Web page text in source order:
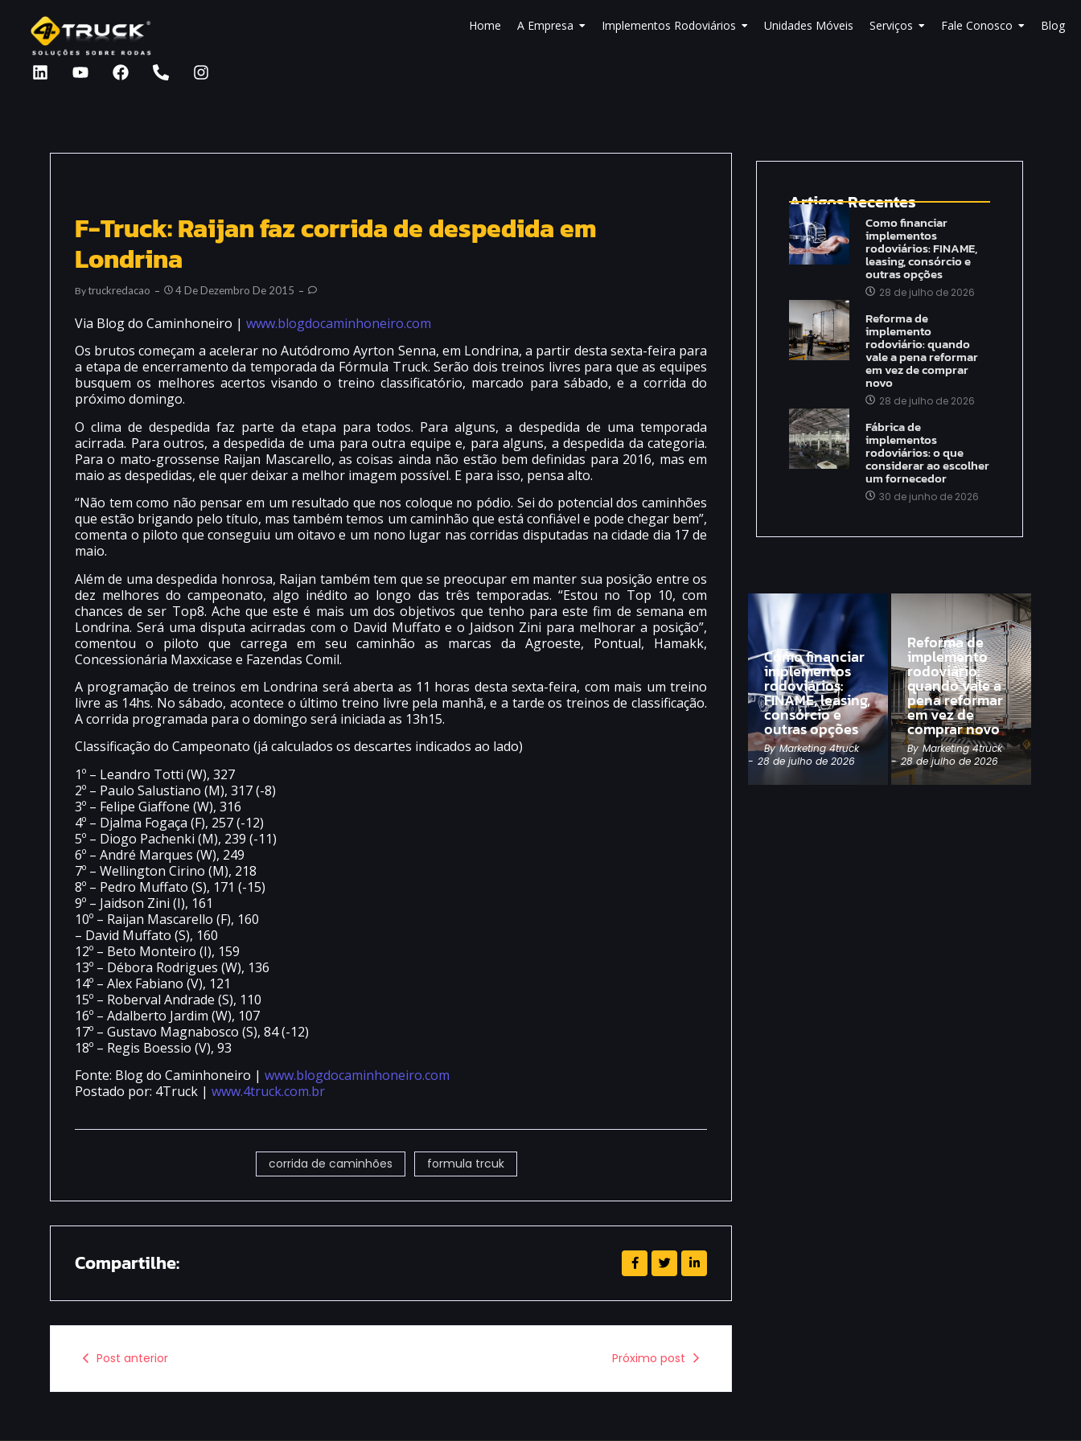
Home A Empresa Implementos Rodoviários Unidades Móveis Serviços Fale Conosco Blog
F-Truck: Raijan faz corrida de despedida em
Londrina
ByTruckredacao 4 De Dezembro De 2015
Via Blog do Caminhoneiro | www.blogdocaminhoneiro.com
Os brutos começam a acelerar no Autódromo Ayrton Senna, em Londrina, a partir desta sexta-feira para
a etapa de encerramento da temporada da Fórmula Truck. Serão dois treinos livres para que as equipes
busquem os melhores acertos visando o treino classificatório, marcado para sábado, e a corrida do
próximo domingo.
O clima de despedida faz parte da etapa para todos. Para alguns, a despedida de uma temporada
acirrada. Para outros, a despedida de uma para outra equipe e, para alguns, a despedida da categoria.
Para o mato-grossense Raijan Mascarello, as coisas ainda não estão bem definidas para 2016, mas em
maio as despedidas, ele quer deixar a melhor imagem possível. E para isso, pensa alto.
“Não tem como não pensar em um resultado que nos coloque no pódio. Sei do potencial dos caminhões
que estão brigando pelo título, mas também temos um caminhão que está confiável e pode chegar bem”,
comenta o piloto que conseguiu um oitavo e um nono lugar nas corridas disputadas na cidade dia 17 de
maio.
Além de uma despedida honrosa, Raijan também tem que se preocupar em manter sua posição entre os
dez melhores do campeonato, algo inédito ao longo das três temporadas. “Estou no Top 10, com
chances de ser Top8. Ache que este é mais um dos objetivos que tenho para este fim de semana em
Londrina. Será uma disputa acirradas com o David Muffato e o Jaidson Zini para melhorar a posição”,
comentou o piloto que carrega em seu caminhão as marcas da Agroeste, Pontual, Hamakk,
Concessionária Maxxicase e Fazendas Comil.
A programação de treinos em Londrina será aberta as 11 horas desta sexta-feira, com mais um treino
livre as 14hs. No sábado, acontece o último treino livre pela manhã, e a tarde os treinos de classificação.
A corrida programada para o domingo será iniciada as 13h15.
Classificação do Campeonato (já calculados os descartes indicados ao lado)
1º – Leandro Totti (W), 327
2º – Paulo Salustiano (M), 317 (-8)
3º – Felipe Giaffone (W), 316
4º – Djalma Fogaça (F), 257 (-12)
5º – Diogo Pachenki (M), 239 (-11)
6º – André Marques (W), 249
7º – Wellington Cirino (M), 218
8º – Pedro Muffato (S), 171 (-15)
9º – Jaidson Zini (I), 161
10º – Raijan Mascarello (F), 160
– David Muffato (S), 160
12º – Beto Monteiro (I), 159
13º – Débora Rodrigues (W), 136
14º – Alex Fabiano (V), 121
15º – Roberval Andrade (S), 110
16º – Adalberto Jardim (W), 107
17º – Gustavo Magnabosco (S), 84 (-12)
18º – Regis Boessio (V), 93
Fonte: Blog do Caminhoneiro | www.blogdocaminhoneiro.com
Postado por: 4Truck | www.4truck.com.br
corrida de caminhões formula trcuk
Compartilhe:
Post anterior Próximo post
Artigos Recentes
Como financiar
implementos
rodoviários: FINAME,
leasing, consórcio e
outras opções
28 de julho de 2026
Reforma de
implemento
rodoviário: quando
vale a pena reformar
em vez de comprar
novo
28 de julho de 2026
Fábrica de
implementos
rodoviários: o que
considerar ao escolher
um fornecedor
30 de junho de 2026
Como financiar
implementos
rodoviários:
FINAME, leasing,
consórcio e
outras opções
By Marketing 4truck
- 28 de julho de 2026
Reforma de
implemento
rodoviário:
quando vale a
pena reformar
em vez de
comprar novo
By Marketing 4truck
- 28 de julho de 2026